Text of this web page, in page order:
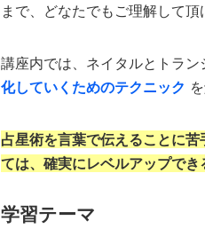
まで、どなたでもご理解して頂
講座内では、ネイタルとトラン
化していくためのテクニック
占星術を言葉で伝えることに
ては、確実にレベルアップでき
学習テーマ